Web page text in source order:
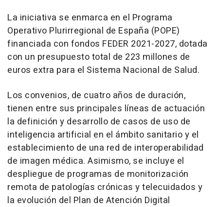
La iniciativa se enmarca en el Programa
Operativo Plurirregional de España (POPE)
financiada con fondos FEDER 2021-2027, dotada
con un presupuesto total de 223 millones de
euros extra para el Sistema Nacional de Salud.
Los convenios, de cuatro años de duración,
tienen entre sus principales líneas de actuación
la definición y desarrollo de casos de uso de
inteligencia artificial en el ámbito sanitario y el
establecimiento de una red de interoperabilidad
de imagen médica. Asimismo, se incluye el
despliegue de programas de monitorización
remota de patologías crónicas y telecuidados y
la evolución del Plan de Atención Digital